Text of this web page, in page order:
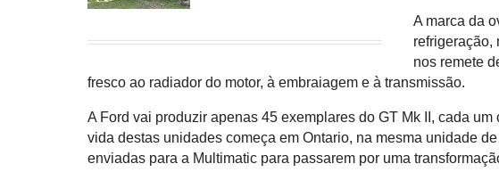
A marca da
refrigeração,
nos remete
fresco ao radiador do motor, à embraiagem e à transmissão.
A Ford vai produzir apenas 45 exemplares do GT Mk II, cada
vida destas unidades começa em Ontario, na mesma unidade
enviadas para a Multimatic para passarem por uma